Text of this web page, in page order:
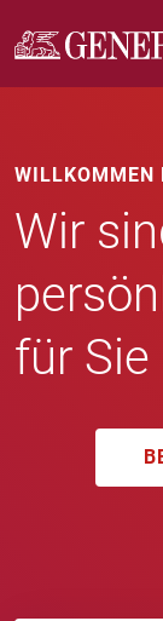
WILLKOMMEN
Wir
für Sie